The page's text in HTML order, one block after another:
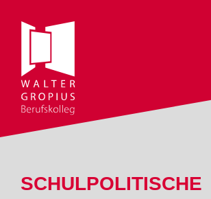
SCHULPOLITISCHE